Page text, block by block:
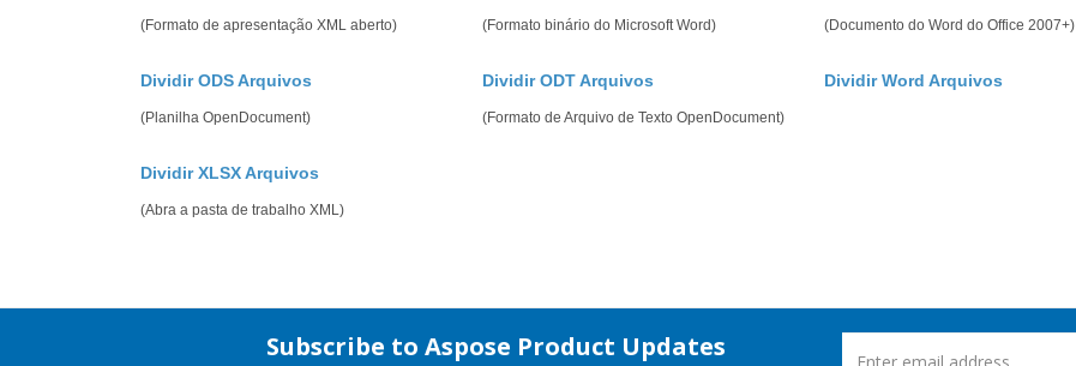
(Formato de apresentação XML aberto) (Formato binário do Microsoft Word) (Documento do Word do Office 2007+)
Dividir ODS Arquivos
(Planilha OpenDocument)
Dividir ODT Arquivos
(Formato de Arquivo de Texto OpenDocument)
Dividir Word Arquivos
Dividir XLSX Arquivos
(Abra a pasta de trabalho XML)
Subscribe to Aspose Product Updates